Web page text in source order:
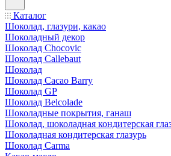
Каталог
Шоколад, глазури, какао
Шоколадный декор
Шоколад Chocovic
Шоколад Callebaut
Шоколад
Шоколад Cacao Barry
Шоколад GP
Шоколад Belcolade
Шоколадные покрытия, ганаш
Шоколад, шоколадная кондитерская
Шоколадная кондитерская глазурь
Шоколад Carma